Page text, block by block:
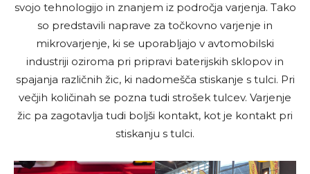
svojo tehnologijo in znanjem iz področja varjenja. Tako
so predstavili naprave za točkovno varjenje in
mikrovarjenje, ki se uporabljajo v avtomobilski
industriji oziroma pri pripravi baterijskih sklopov in
spajanja različnih žic, ki nadomešča stiskanje s tulci. Pri
večjih količinah se pozna tudi strošek tulcev. Varjenje
žic pa zagotavlja tudi boljši kontakt, kot je kontakt pri
stiskanju s tulci.